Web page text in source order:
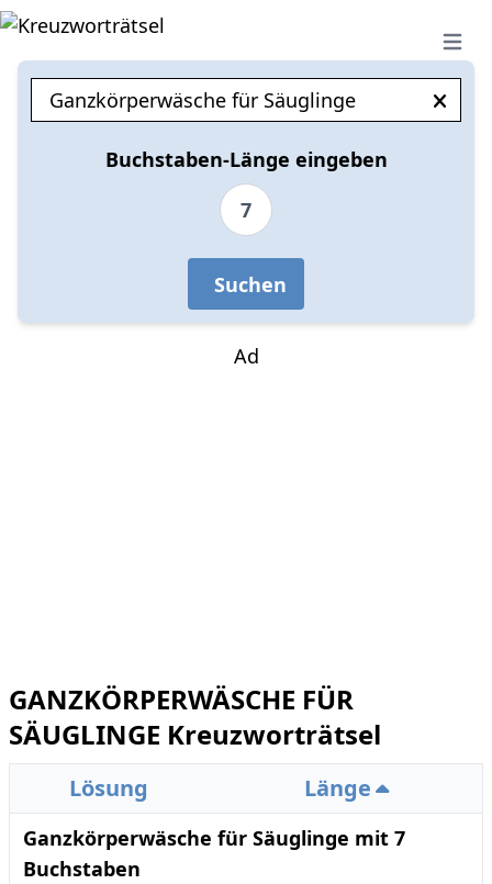
Open
Buchstaben-Länge eingeben
7
Suchen
Ad
GANZKÖRPERWÄSCHE FÜR
SÄUGLINGE Kreuzworträtsel
Lösung Länge
Ganzkörperwäsche für Säuglinge mit 7
Buchstaben